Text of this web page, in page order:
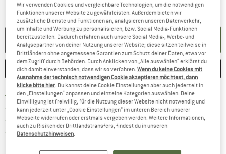
Lieferzeit: 3-5 WerktageDer Link öffnet sich in einer Infobox und
Menge:
IN DEN WARENKORB
MERKEN VERGLEICHEN
Portofrei ab CHF 100 (CH)Finde mehr Informationen zu den
100 Tage RückgaberechtGehe hier zu den Rückgabe-
Kauf auf RechnungFinde die Zahlungs-Infos hier! Öffnet
Trusted Shops Käuferschutz Finde alle Infos hier!
Wir verwenden Cookies und vergleichbare Technologien, um die notwendigen
Funktionen unserer Website zu gewährleisten. Außerdem bieten wir
zusätzliche Dienste und Funktionen an, analysieren unseren Datenverkehr,
um Inhalte und Werbung zu personalisieren, bzw. Social Media-Funktionen
bereitzustellen. Dadurch erfahren auch unsere Social Media-, Werbe- und
Analysepartner von deiner Nutzung unserer Website; diese sitzen teilweise in
Drittländern ohne angemessene Garantien zum Schutz deiner Daten, etwa vor
dem Zugriff durch Behörden. Durch Anklicken von „Alle auswählen“ erklärst du
dich damit einverstanden, dass wir so verfahren.Wenn du keine Cookies mit
Ausnahme der technisch notwendigen Cookie akzeptieren möchtest, dann
klicke bitte hier . Du kannst deine Cookie Einstellungen aber auch jederzeit in
den „Einstellungen“ anpassen und einzelne Kategorien auswählen. Deine
Einwilligung ist freiwillig, für die Nutzung dieser Website nicht notwendig und
kann jederzeit unter „Cookie Einstellungen“ im unteren Bereich unserer
Webseite widerrufen oder erstmals vergeben werden. Weitere Informationen,
auch zu Risiken der Drittlandstransfers, findest du in unseren
Datenschutzhinweisen